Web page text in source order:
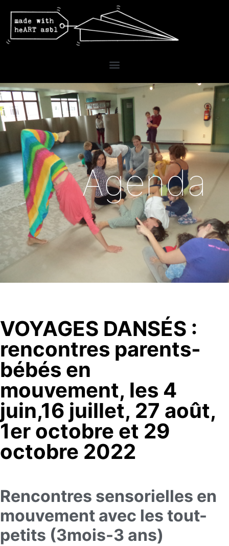
Agenda
VOYAGES DANSÉS :
rencontres parents-
bébés en
mouvement, les 4
juin,16 juillet, 27 août,
1er octobre et 29
octobre 2022
Rencontres sensorielles en
mouvement avec les tout-
petits (3mois-3 ans)